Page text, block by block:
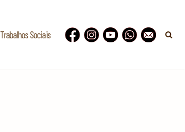
Trabalhos Sociais